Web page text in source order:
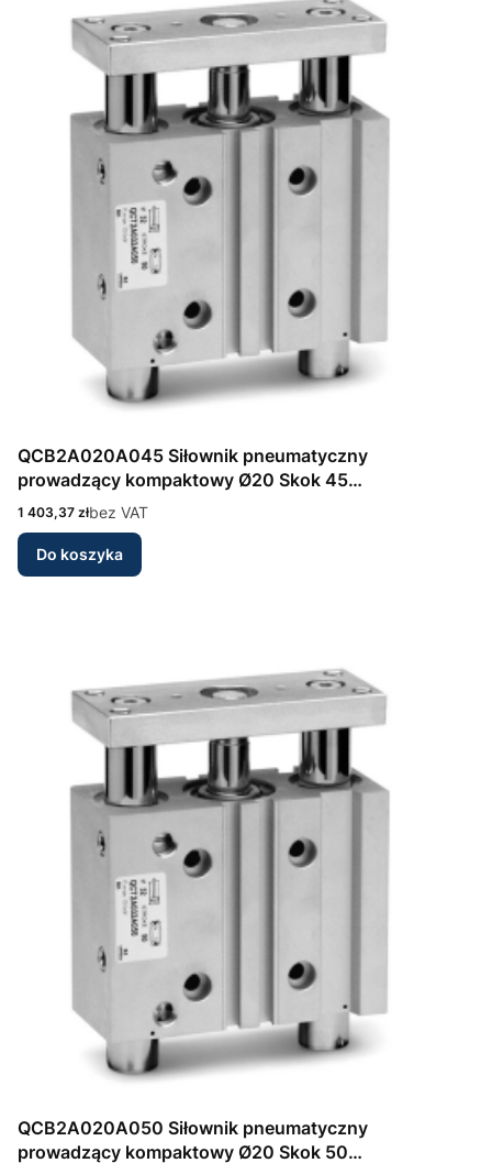
QCB2A020A045 Siłownik pneumatyczny
prowadzący kompaktowy Ø20 Skok 45
dwustronnego działania Seria QCB Camozzi
Cena
1 403,37 złbez VAT
Do koszyka
QCB2A020A050 Siłownik pneumatyczny
prowadzący kompaktowy Ø20 Skok 50